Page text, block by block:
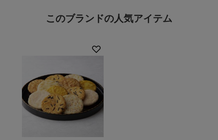
このブランドの人気アイテム